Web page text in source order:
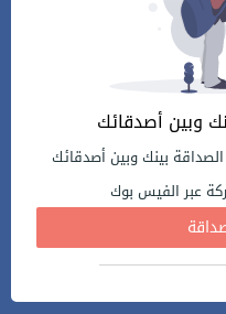
وبين أصدقائك
بينك وبين أصدقائك
عبر الفيس بوك